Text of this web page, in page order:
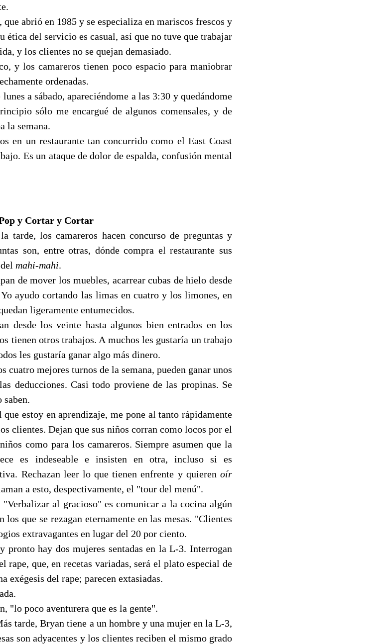
abrió en 1985 y se especializa en mariscos frescos y
ética del servicio es casual, así que no tuve que trabajar
y los clientes no se quejan demasiado.
y los camareros tienen poco espacio para maniobrar
ordenadas.
a sábado, apareciéndome a las 3:30 y quedándome
sólo me encargué de algunos comensales, y de
la semana.
en un restaurante tan concurrido como el East Coast
Es un ataque de dolor de espalda, confusión mental
y Cortar y Cortar
tarde, los camareros hacen concurso de preguntas y
son, entre otras, dónde compra el restaurante sus
mahi-mahi.
de mover los muebles, acarrear cubas de hielo desde
ayudo cortando las limas en cuatro y los limones, en
ligeramente entumecidos.
desde los veinte hasta algunos bien entrados en los
tienen otros trabajos. A muchos les gustaría un trabajo
les gustaría ganar algo más dinero.
cuatro mejores turnos de la semana, pueden ganar unos
deducciones. Casi todo proviene de las propinas. Se
saben.
estoy en aprendizaje, me pone al tanto rápidamente
clientes. Dejan que sus niños corran como locos por el
como para los camareros. Siempre asumen que la
es indeseable e insisten en otra, incluso si es
Rechazan leer lo que tienen enfrente y quieren oír
a esto, despectivamente, el "tour del menú".
al gracioso" es comunicar a la cocina algún
los que se rezagan eternamente en las mesas. "Clientes
extravagantes en lugar del 20 por ciento.
pronto hay dos mujeres sentadas en la L-3. Interrogan
rape, que, en recetas variadas, será el plato especial de
exégesis del rape; parecen extasiadas.
"lo poco aventurera que es la gente".
tarde, Bryan tiene a un hombre y una mujer en la L-3,
son adyacentes y los clientes reciben el mismo grado